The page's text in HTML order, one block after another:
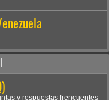
y respuestas frencuentes